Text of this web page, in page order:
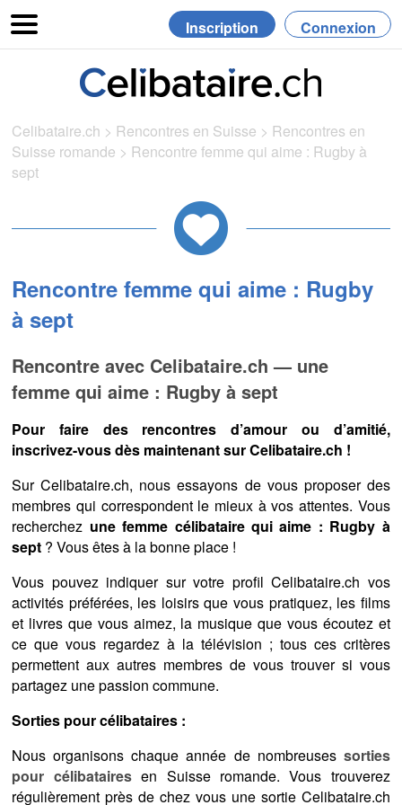
Inscription Connexion
Celibataire.ch > Rencontres en Suisse > Rencontres en
Suisse romande > Rencontre femme qui aime : Rugby à
sept
Rencontre femme qui aime : Rugby
à sept
Rencontre avec Celibataire.ch — une
femme qui aime : Rugby à sept
Pour faire des rencontres d’amour ou d’amitié,
inscrivez-vous dès maintenant sur Celibataire.ch !
Sur Celibataire.ch, nous essayons de vous proposer des
membres qui correspondent le mieux à vos attentes. Vous
recherchez une femme célibataire qui aime : Rugby à
sept ? Vous êtes à la bonne place !
Vous pouvez indiquer sur votre profil Celibataire.ch vos
activités préférées, les loisirs que vous pratiquez, les films
et livres que vous aimez, la musique que vous écoutez et
ce que vous regardez à la télévision ; tous ces critères
permettent aux autres membres de vous trouver si vous
partagez une passion commune.
Sorties pour célibataires :
Nous organisons chaque année de nombreuses sorties
pour célibatairesen Suisse romande. Vous trouverez
régulièrement près de chez vous une sortie Celibataire.ch